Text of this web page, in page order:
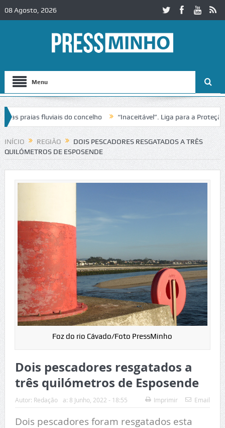
08 Agosto, 2026
Menu
fluviais do concelho “Inaceitável”. Liga para a Proteção da
INÍCIO REGIÃO
DOIS PESCADORES RESGATADOS A TRÊS
QUILÓMETROS DE ESPOSENDE
Foz do rio Cávado/Foto PressMinho
Dois pescadores resgatados a
três quilómetros de Esposende
Autor: Redação a: 8 Junho, 2022 - 18:55 Imprimir Email
Dois pescadores foram resgatados esta